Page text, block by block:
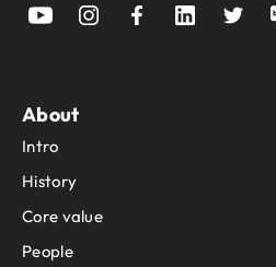
About
Intro
History
Core value
People